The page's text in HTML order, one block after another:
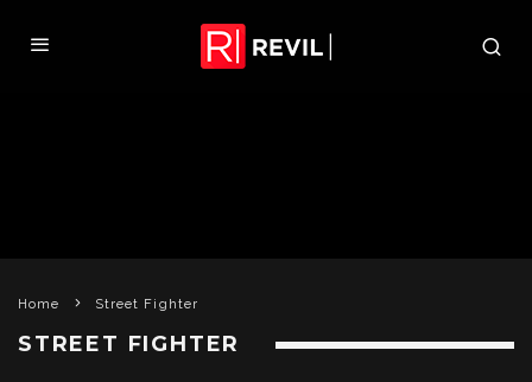
Home Street Fighter
STREET FIGHTER